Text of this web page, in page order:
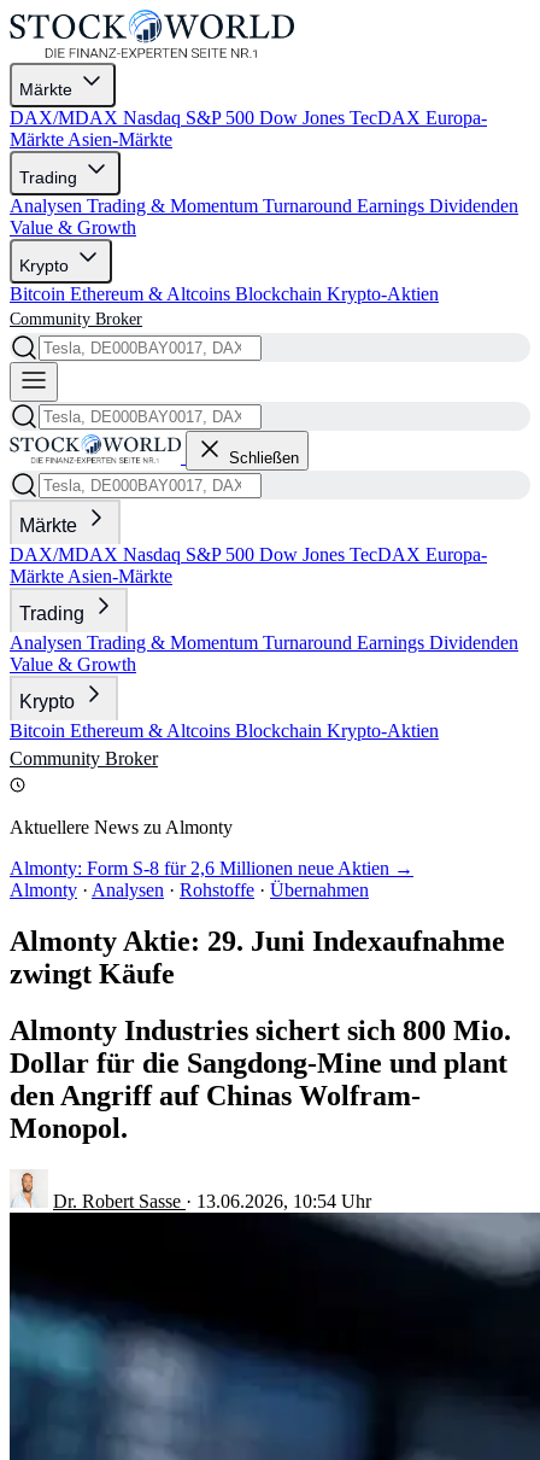
Märkte
DAX/MDAX Nasdaq S&P 500 Dow Jones TecDAX Europa-
Märkte Asien-Märkte
Trading
Analysen Trading & Momentum Turnaround Earnings Dividenden
Value & Growth
Krypto
Bitcoin Ethereum & Altcoins Blockchain Krypto-Aktien
Community Broker
Schließen
Märkte
DAX/MDAX Nasdaq S&P 500 Dow Jones TecDAX Europa-
Märkte Asien-Märkte
Trading
Analysen Trading & Momentum Turnaround Earnings Dividenden
Value & Growth
Krypto
Bitcoin Ethereum & Altcoins Blockchain Krypto-Aktien
Community Broker
Aktuellere News zu Almonty
Almonty: Form S-8 für 2,6 Millionen neue Aktien →
Almonty · Analysen · Rohstoffe · Übernahmen
Almonty Aktie: 29. Juni Indexaufnahme
zwingt Käufe
Almonty Industries sichert sich 800 Mio.
Dollar für die Sangdong-Mine und plant
den Angriff auf Chinas Wolfram-
Monopol.
Dr. Robert Sasse · 13.06.2026, 10:54 Uhr